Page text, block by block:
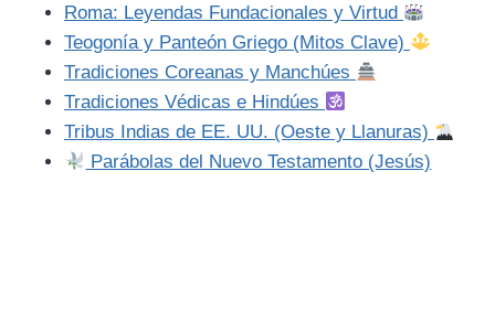
Roma: Leyendas Fundacionales y Virtud
Teogonía y Panteón Griego (Mitos Clave)
Tradiciones Coreanas y Manchúes
Tradiciones Védicas e Hindúes
Tribus Indias de EE. UU. (Oeste y Llanuras)
Parábolas del Nuevo Testamento (Jesús)